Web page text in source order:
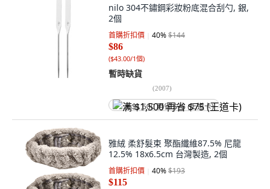
nilo 304不鏽鋼彩妝粉底混合刮勺, 銀,
2個
首購折扣價 40%$144
$86
($43.00/1個)
暫時缺貨
(2007)
满 $1,500 再省 $75 (王道卡)
雅絨 柔舒髮束 聚酯纖維87.5% 尼龍
12.5% 18x6.5cm 台灣製造, 2個
首購折扣價 40%$193
$115